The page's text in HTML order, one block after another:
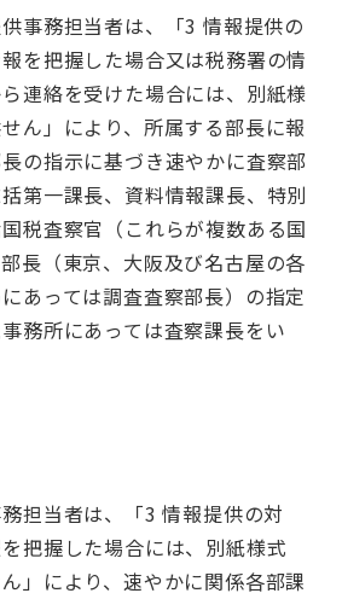
事務担当者は、「3 情報提供の
を把握した場合又は税務署の情
連絡を受けた場合には、別紙様
ん」により、所属する部長に報
の指示に基づき速やかに査察部
第一課長、資料情報課長、特別
税査察官（これらが複数ある国
長（東京、大阪及び名古屋の各
あっては調査査察部長）の指定
務所にあっては査察課長をい
担当者は、「3 情報提供の対
把握した場合には、別紙様式
」により、速やかに関係各部課